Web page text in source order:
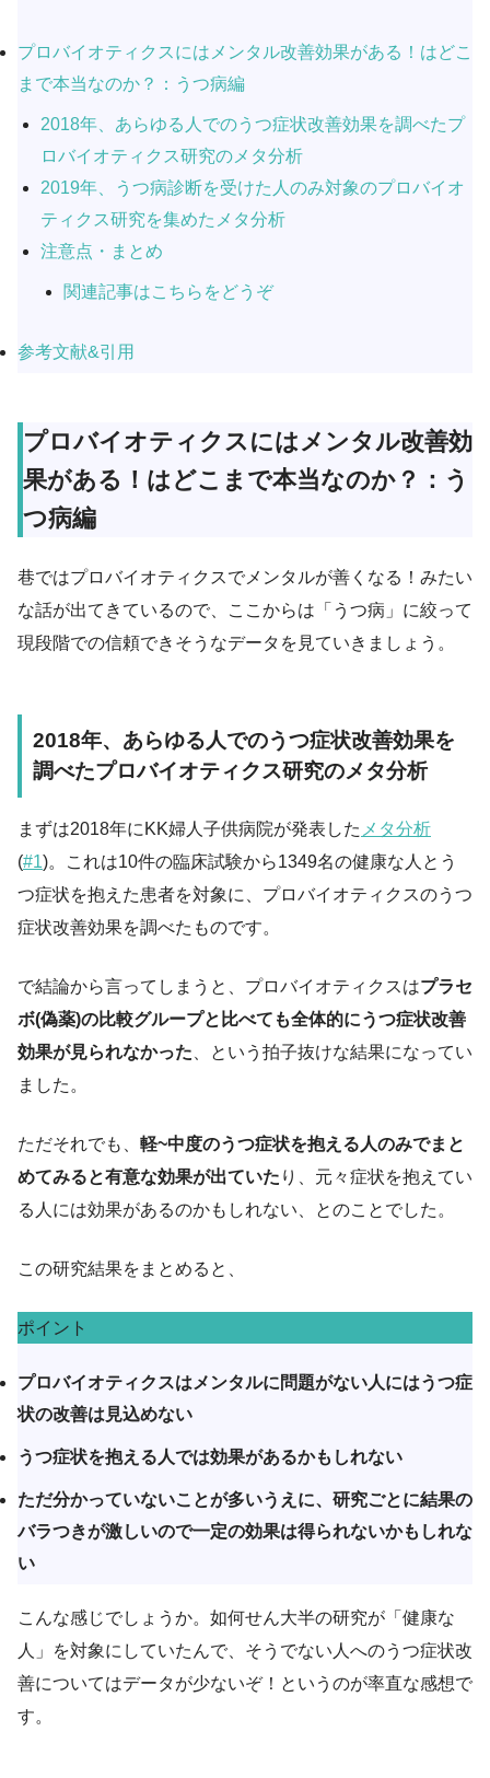
プロバイオティクスにはメンタル改善効果がある！はどこ
まで本当なのか？：うつ病編
2018年、あらゆる人でのうつ症状改善効果を調べたプ
ロバイオティクス研究のメタ分析
2019年、うつ病診断を受けた人のみ対象のプロバイオ
ティクス研究を集めたメタ分析
注意点・まとめ
関連記事はこちらをどうぞ
参考文献&引用
プロバイオティクスにはメンタル改善効
果がある！はどこまで本当なのか？：う
つ病編
巷ではプロバイオティクスでメンタルが善くなる！みたい
な話が出てきているので、ここからは「うつ病」に絞って
現段階での信頼できそうなデータを見ていきましょう。
2018年、あらゆる人でのうつ症状改善効果を
調べたプロバイオティクス研究のメタ分析
まずは2018年にKK婦人子供病院が発表した メタ分析
(#1)。これは10件の臨床試験から1349名の健康な人とう
つ症状を抱えた患者を対象に、プロバイオティクスのうつ
症状改善効果を調べたものです。
で結論から言ってしまうと、プロバイオティクスはプラセ
ボ(偽薬)の比較グループと比べても全体的にうつ症状改善
効果が見られなかった 、という拍子抜けな結果になってい
ました。
ただそれでも、 軽~中度のうつ症状を抱える人のみでまと
めてみると有意な効果が出ていた り、元々症状を抱えてい
る人には効果があるのかもしれない、とのことでした。
この研究結果をまとめると、
ポイント
プロバイオティクスはメンタルに問題がない人にはうつ症
状の改善は見込めない
うつ症状を抱える人では効果があるかもしれない
ただ分かっていないことが多いうえに、研究ごとに結果の
バラつきが激しいので一定の効果は得られないかもしれな
い
こんな感じでしょうか。如何せん大半の研究が「健康な
人」を対象にしていたんで、そうでない人へのうつ症状改
善についてはデータが少ないぞ！というのが率直な感想で
す。